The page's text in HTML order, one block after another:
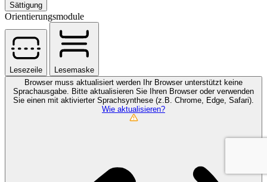
Sättigung
Orientierungsmodule
Lesezeile
Lesemaske
Browser muss aktualisiert werden
Ihr Browser unterstützt keine
Sprachausgabe. Bitte aktualisieren Sie Ihren Browser oder verwenden
Sie einen mit aktivierter Sprachsynthese (z.B. Chrome, Edge, Safari).
Wie aktualisieren?